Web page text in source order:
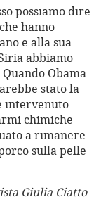
possiamo dire
hanno
e alla sua
abbiamo
Obama
stato la
intervenuto
chimiche
a rimanere
sulla pelle
Giulia Ciatto